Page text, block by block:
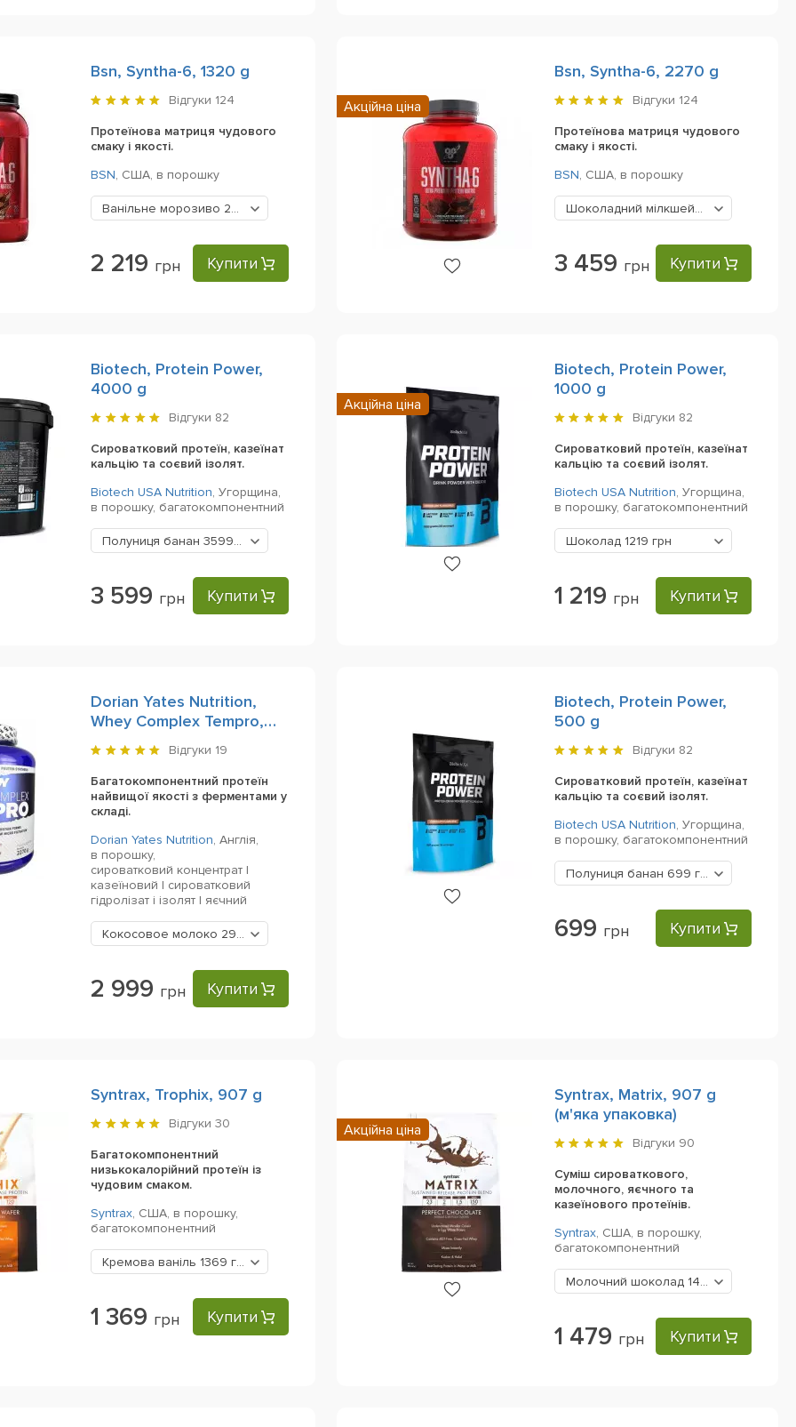
Bsn, Syntha-6, 1320 g
Відгуки 124
Протеїнова матриця чудового
смаку і якості.
BSN, США, в порошку
Ванільне морозиво 2219 грн
2 219 грн Купити
Bsn, Syntha-6, 2270 g
Відгуки 124
Протеїнова матриця чудового
смаку і якості.
BSN, США, в порошку
Шоколадний мілкшейк 3459 грн
3 459 грн Купити
Акційна ціна
Biotech, Protein Power,
4000 g
Відгуки 82
Сироватковий протеїн, казеїнат
кальцію та соєвий ізолят.
Biotech USA Nutrition, Угорщина,
в порошку, багатокомпонентний
Полуниця банан 3599 грн
3 599 грн Купити
Biotech, Protein Power,
1000 g
Відгуки 82
Сироватковий протеїн, казеїнат
кальцію та соєвий ізолят.
Biotech USA Nutrition, Угорщина,
в порошку, багатокомпонентний
Шоколад 1219 грн
1 219 грн Купити
Акційна ціна
Dorian Yates Nutrition,
Whey Complex Tempro,
2270 g
Відгуки 19
Багатокомпонентний протеїн
найвищої якості з ферментами у
складі.
Dorian Yates Nutrition, Англія,
в порошку,
сироватковий концентрат |
казеїновий | сироватковий
гідролізат і ізолят | яєчний
Кокосовое молоко 2999 грн
2 999 грн Купити
Biotech, Protein Power,
500 g
Відгуки 82
Сироватковий протеїн, казеїнат
кальцію та соєвий ізолят.
Biotech USA Nutrition, Угорщина,
в порошку, багатокомпонентний
Полуниця банан 699 грн
699 грн Купити
Syntrax, Trophix, 907 g
Відгуки 30
Багатокомпонентний
низькокалорійний протеїн із
чудовим смаком.
Syntrax, США, в порошку,
багатокомпонентний
Кремова ваніль 1369 грн
1 369 грн Купити
Syntrax, Matrix, 907 g
(м'яка упаковка)
Відгуки 90
Суміш сироваткового,
молочного, яєчного та
казеїнового протеїнів.
Syntrax, США, в порошку,
багатокомпонентний
Молочний шоколад 1479 грн
1 479 грн Купити
Акційна ціна